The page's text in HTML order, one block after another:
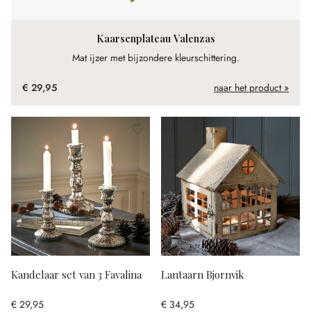
Kaarsenplateau Valenzas
Mat ijzer met bijzondere kleurschittering.
€ 29,95 naar het product »
Kandelaar set van 3 Favalina
€ 29,95
Lantaarn Bjornvik
€ 34,95